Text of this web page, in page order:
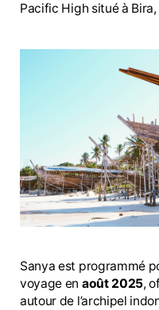
Pacific High situé à
Sanya est programmé
voyage en août 2025,
autour de l’archipel